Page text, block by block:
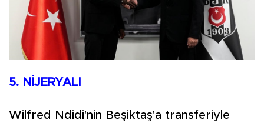
5. NİJERYALI
Wilfred Ndidi'nin Beşiktaş'a transferiyle